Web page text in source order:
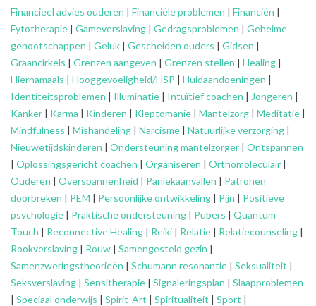
Financieel advies ouderen | Financiële problemen | Financiën |
Fytotherapie | Gameverslaving | Gedragsproblemen | Geheime
genootschappen | Geluk | Gescheiden ouders | Gidsen |
Graancirkels | Grenzen aangeven | Grenzen stellen | Healing |
Hiernamaals | Hooggevoeligheid/HSP | Huidaandoeningen |
Identiteitsproblemen | Illuminatie | Intuïtief coachen | Jongeren |
Kanker | Karma | Kinderen | Kleptomanie | Mantelzorg | Meditatie |
Mindfulness | Mishandeling | Narcisme | Natuurlijke verzorging |
Nieuwetijdskinderen | Ondersteuningmantelzorger | Ontspannen
| Oplossingsgericht coachen | Organiseren | Orthomoleculair |
Ouderen | Overspannenheid | Paniekaanvallen | Patronen
doorbreken | PEM | Persoonlijke ontwikkeling | Pijn | Positieve
psychologie | Praktische ondersteuning | Pubers | Quantum
Touch | Reconnective Healing | Reiki | Relatie | Relatiecounseling |
Rookverslaving | Rouw | Samengesteld gezin |
Samenzweringstheorieën | Schumann resonantie | Seksualiteit |
Seksverslaving | Sensitherapie | Signaleringsplan | Slaapproblemen
| Speciaal onderwijs | Spirit-Art | Spiritualiteit | Sport |